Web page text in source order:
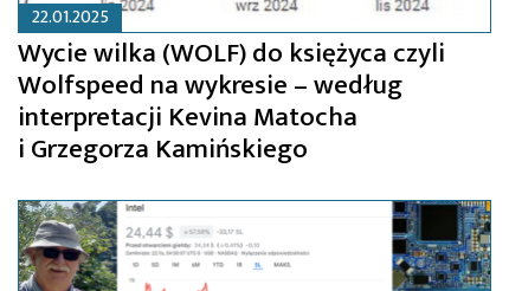
22.01.2025
Wycie wilka (WOLF) do księżyca czyli
Wolfspeed na wykresie – według
interpretacji Kevina Matocha
i Grzegorza Kamińskiego